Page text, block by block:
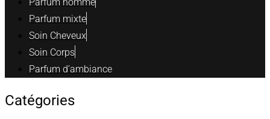
Parfum mixte
Soin Cheveux
Soin Corps
Parfum d’ambiance
Catégories